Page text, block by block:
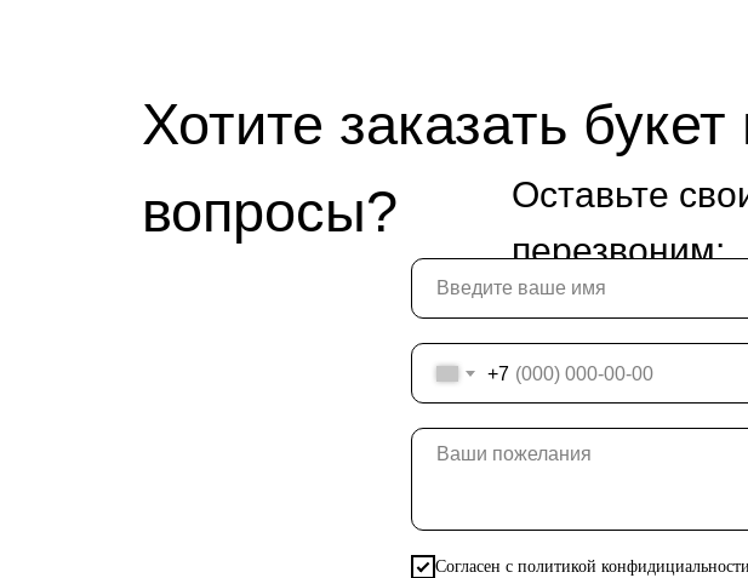
Хотите заказать
вопросы?
Оставьте
перезвоним:
+7
Согласен с политикой конфидициальности